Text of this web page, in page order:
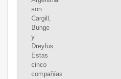
son
Cargill,
Bunge
y
Dreyfus.
Estas
cinco
compañías